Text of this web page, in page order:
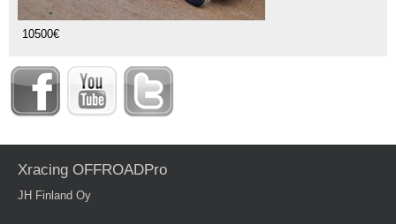
10500€
Xracing OFFROADPro
JH Finland Oy